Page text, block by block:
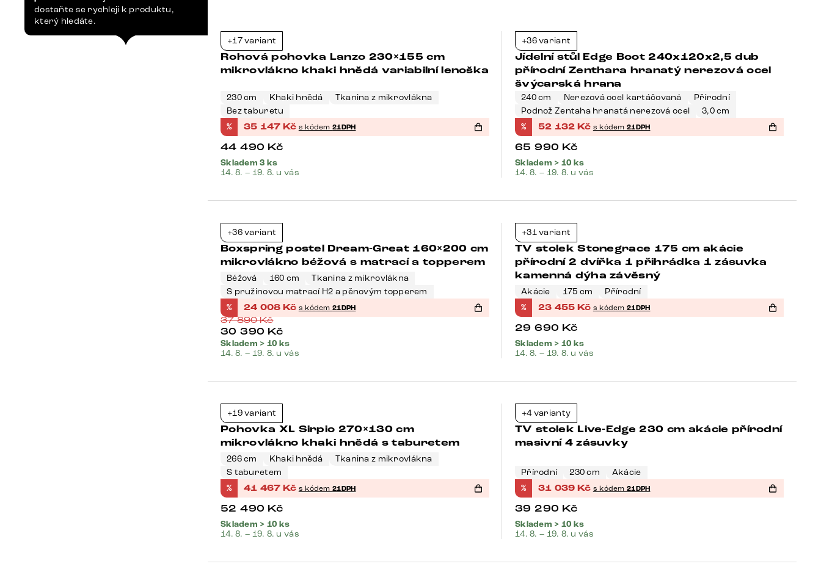
dostaňte se rychleji k produktu,
který hledáte.
Bestseller
+17 variant
Rohová pohovka Lanzo 230×155 cm
mikrovlákno khaki hnědá variabilní lenoška
230 cm Khaki hnědá
Tkanina z mikrovlákna
Bez taburetu
% 35 147 Kč s kódem21DPH
44 490 Kč
Skladem 3 ks
14. 8. – 19. 8. u vás
Bestseller
+36 variant
Jídelní stůl Edge Boot 240x120x2,5 dub
přírodní Zenthara hranatý nerezová ocel
švýcarská hrana
240 cm Nerezová ocel kartáčovaná
Přírodní
Podnož Zentaha hranatá nerezová ocel
3,0 cm
% 52 132 Kč s kódem21DPH
65 990 Kč
Skladem > 10 ks
14. 8. – 19. 8. u vás
Bestseller
+36 variant
Boxspring postel Dream-Great 160×200 cm
mikrovlákno béžová s matrací a topperem
Béžová 160 cm
Tkanina z mikrovlákna
S pružinovou matrací H2 a pěnovým topperem
% 24 008 Kč s kódem21DPH
37 890Kč
30 390 Kč
Skladem > 10 ks
14. 8. – 19. 8. u vás
Bestseller
+31 variant
TV stolek Stonegrace 175 cm akácie
přírodní 2 dvířka 1 přihrádka 1 zásuvka
kamenná dýha závěsný
Akácie 175 cm Přírodní
% 23 455 Kč s kódem21DPH
29 690 Kč
Skladem > 10 ks
14. 8. – 19. 8. u vás
Bestseller
+19 variant
Pohovka XL Sirpio 270×130 cm
mikrovlákno khaki hnědá s taburetem
266 cm Khaki hnědá
Tkanina z mikrovlákna
S taburetem
% 41 467 Kč s kódem21DPH
52 490 Kč
Skladem > 10 ks
14. 8. – 19. 8. u vás
Bestseller
+4 varianty
TV stolek Live-Edge 230 cm akácie přírodní
masivní 4 zásuvky
Přírodní 230 cm Akácie
% 31 039 Kč s kódem21DPH
39 290 Kč
Skladem > 10 ks
14. 8. – 19. 8. u vás